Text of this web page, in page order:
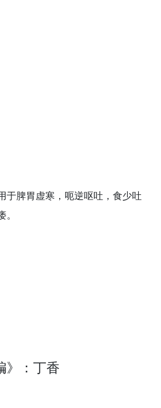
于脾胃虚寒，呃逆呕吐，食少吐
》：丁香